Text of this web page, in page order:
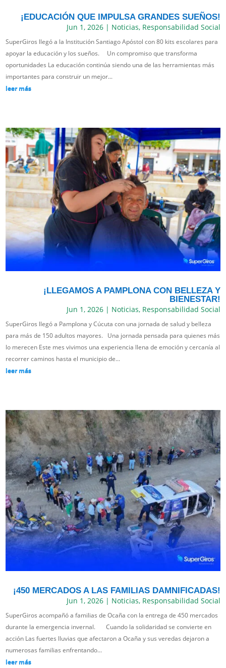
¡EDUCACIÓN QUE IMPULSA GRANDES SUEÑOS!
Jun 1, 2026| Noticias, Responsabilidad Social
SuperGiros llegó a la Institución Santiago Apóstol con 80 kits escolares para
apoyar la educación y los sueños. Un compromiso que transforma
oportunidades La educación continúa siendo una de las herramientas más
importantes para construir un mejor...
leer más
¡LLEGAMOS A PAMPLONA CON BELLEZA Y
BIENESTAR!
Jun 1, 2026| Noticias, Responsabilidad Social
SuperGiros llegó a Pamplona y Cúcuta con una jornada de salud y belleza
para más de 150 adultos mayores. Una jornada pensada para quienes más
lo merecen Este mes vivimos una experiencia llena de emoción y cercanía al
recorrer caminos hasta el municipio de...
leer más
¡450 MERCADOS A LAS FAMILIAS DAMNIFICADAS!
Jun 1, 2026| Noticias, Responsabilidad Social
SuperGiros acompañó a familias de Ocaña con la entrega de 450 mercados
durante la emergencia invernal. Cuando la solidaridad se convierte en
acción Las fuertes lluvias que afectaron a Ocaña y sus veredas dejaron a
numerosas familias enfrentando...
leer más